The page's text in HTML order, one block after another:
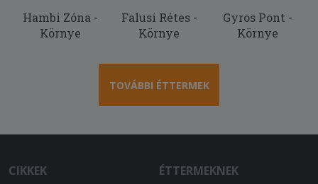
2026-05-10 - László:
Kiszállítási idő rövid volt. Először
hőmérséklettől hidegebb volt a pizza.
28 cm körüli változat bevezetése...
Hambi Zóna -
Környe
Falusi Rétes -
Környe
Gyros Pont -
Környe
TOVÁBBI ÉTTERMEK
CIKKEK
ÉTTERMEKNEK